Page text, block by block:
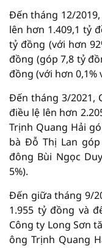
Đến tháng 12/
lên hơn 1.409,1 tỷ
tỷ đồng (với hơn
đồng (góp 7,8 tỷ
đồng (với hơn 0,1%
Đến tháng 3/2021,
điều lệ lên hơn
Trịnh Quang Hải
bà Đỗ Thị Lan
đông Bùi Ngọc
5%).
Đến giữa tháng 9/
1.955 tỷ đồng và
Công ty Long Sơn
ông Trịnh Quang